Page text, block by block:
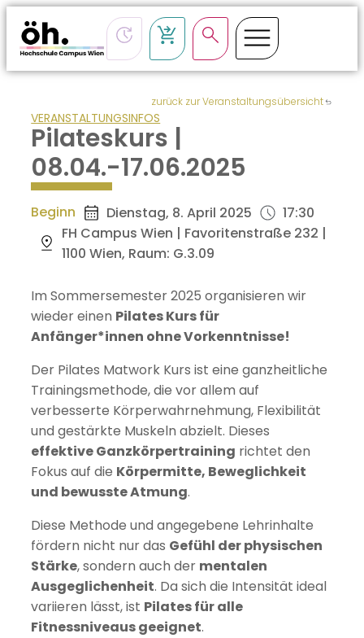
zurück zur Veranstaltungsübersicht
VERANSTALTUNGSINFOS
Pilateskurs |
08.04.-17.06.2025
Beginn Dienstag, 8. April 2025
17:30
FH Campus Wien | Favoritenstraße 232 |
1100 Wien, Raum: G.3.09
Im Sommersemester 2025 organisieren wir
wieder einen Pilates Kurs für
Anfänger*innen ohne Vorkenntnisse!
Der Pilates Matwork Kurs ist eine ganzheitliche
Trainingsmethode, die vor allem auf
verbesserte Körperwahrnehmung, Flexibilität
und gestärkte Muskeln abzielt. Dieses
effektive Ganzkörpertraining richtet den
Fokus auf die Körpermitte, Beweglichkeit
und bewusste Atmung.
Diese Methode und angegebene Lehrinhalte
fördern nicht nur das Gefühl der physischen
Stärke, sondern auch der mentalen
Ausgeglichenheit. Da sich die Intensität ideal
variieren lässt, ist Pilates für alle
Fitnessniveaus geeignet.